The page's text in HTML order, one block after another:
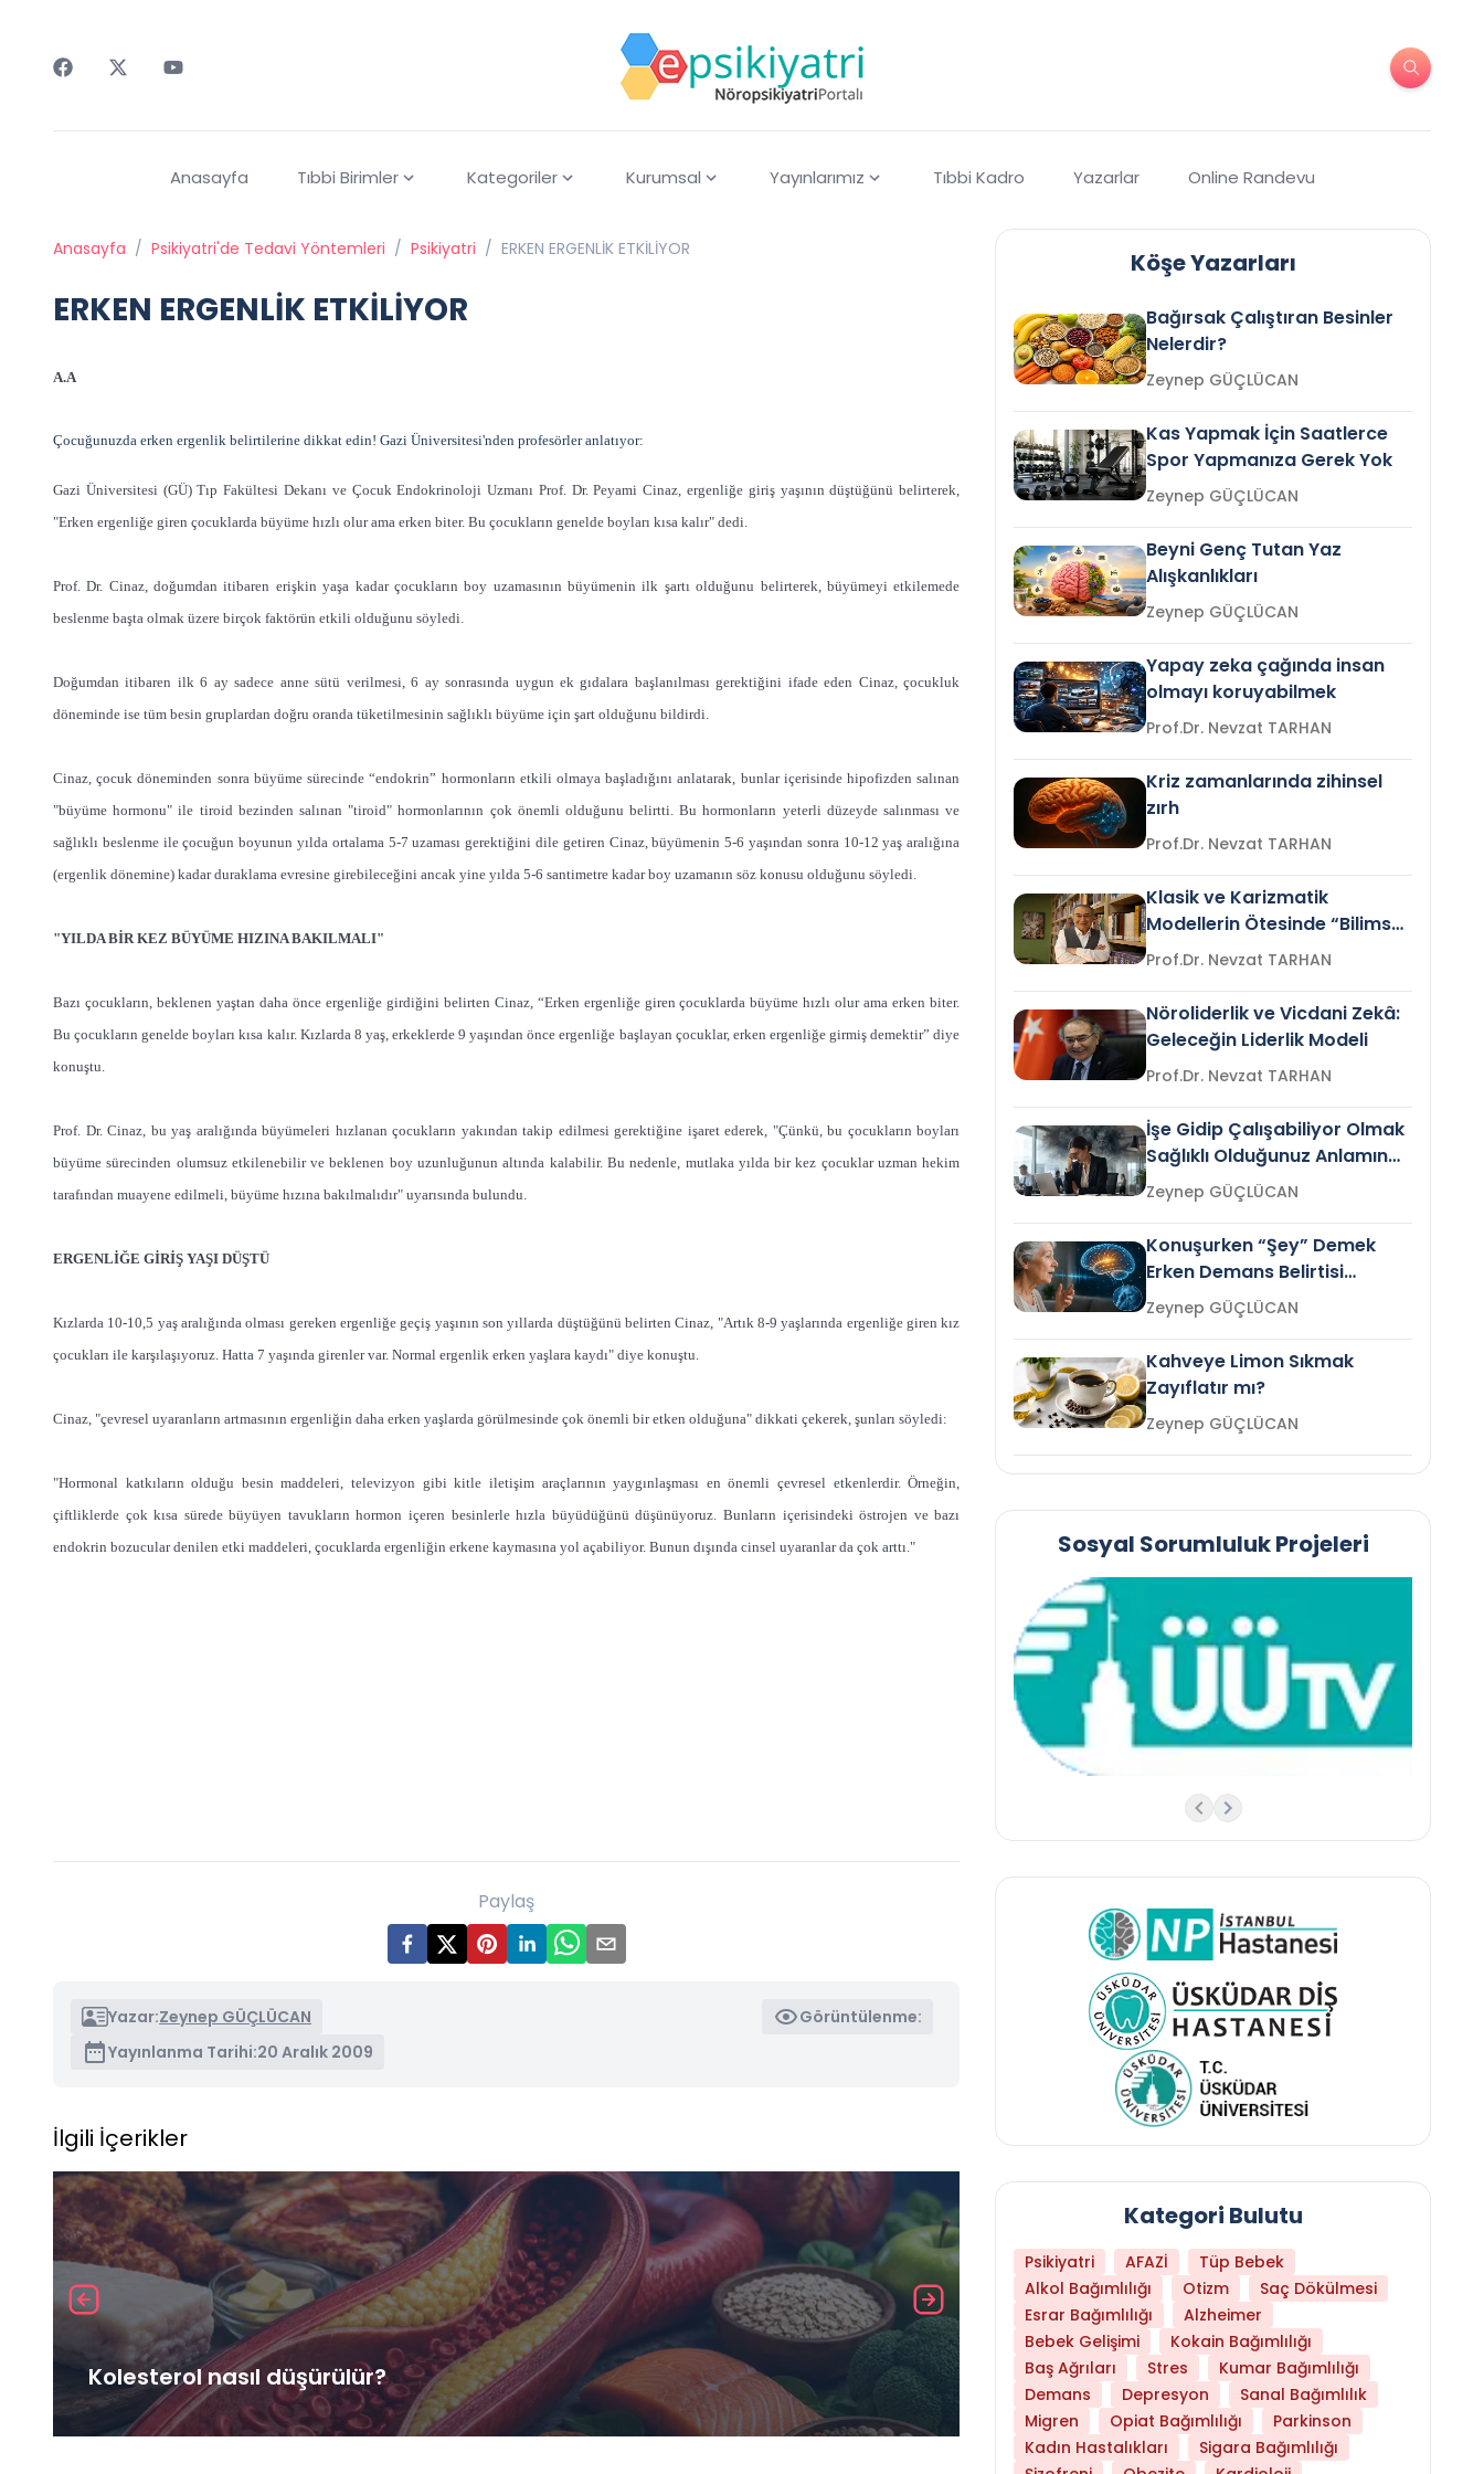
Anasayfa Tıbbi Birimler Kategoriler Kurumsal Yayınlarımız Tıbbi Kadro Yazarlar Online Randevu
Anasayfa / Psikiyatri'de Tedavi Yöntemleri / Psikiyatri / ERKEN ERGENLİK ETKİLİYOR
ERKEN ERGENLİK ETKİLİYOR
A.A
Çocuğunuzda erken ergenlik belirtilerine dikkat edin! Gazi Üniversitesi'nden profesörler anlatıyor:
Gazi Üniversitesi (GÜ) Tıp Fakültesi Dekanı ve Çocuk Endokrinoloji Uzmanı Prof. Dr. Peyami Cinaz, ergenliğe giriş yaşının düştüğünü belirterek,
"Erken ergenliğe giren çocuklarda büyüme hızlı olur ama erken biter. Bu çocukların genelde boyları kısa kalır" dedi.
Prof. Dr. Cinaz, doğumdan itibaren erişkin yaşa kadar çocukların boy uzamasının büyümenin ilk şartı olduğunu belirterek, büyümeyi etkilemede
beslenme başta olmak üzere birçok faktörün etkili olduğunu söyledi.
Doğumdan itibaren ilk 6 ay sadece anne sütü verilmesi, 6 ay sonrasında uygun ek gıdalara başlanılması gerektiğini ifade eden Cinaz, çocukluk
döneminde ise tüm besin gruplardan doğru oranda tüketilmesinin sağlıklı büyüme için şart olduğunu bildirdi.
Cinaz, çocuk döneminden sonra büyüme sürecinde “endokrin” hormonların etkili olmaya başladığını anlatarak, bunlar içerisinde hipofizden salınan
"büyüme hormonu" ile tiroid bezinden salınan "tiroid" hormonlarının çok önemli olduğunu belirtti. Bu hormonların yeterli düzeyde salınması ve
sağlıklı beslenme ile çocuğun boyunun yılda ortalama 5-7 uzaması gerektiğini dile getiren Cinaz, büyümenin 5-6 yaşından sonra 10-12 yaş aralığına
(ergenlik dönemine) kadar duraklama evresine girebileceğini ancak yine yılda 5-6 santimetre kadar boy uzamanın söz konusu olduğunu söyledi.
"YILDA BİR KEZ BÜYÜME HIZINA BAKILMALI"
Bazı çocukların, beklenen yaştan daha önce ergenliğe girdiğini belirten Cinaz, “Erken ergenliğe giren çocuklarda büyüme hızlı olur ama erken biter.
Bu çocukların genelde boyları kısa kalır. Kızlarda 8 yaş, erkeklerde 9 yaşından önce ergenliğe başlayan çocuklar, erken ergenliğe girmiş demektir” diye
konuştu.
Prof. Dr. Cinaz, bu yaş aralığında büyümeleri hızlanan çocukların yakından takip edilmesi gerektiğine işaret ederek, "Çünkü, bu çocukların boyları
büyüme sürecinden olumsuz etkilenebilir ve beklenen boy uzunluğunun altında kalabilir. Bu nedenle, mutlaka yılda bir kez çocuklar uzman hekim
tarafından muayene edilmeli, büyüme hızına bakılmalıdır" uyarısında bulundu.
ERGENLİĞE GİRİŞ YAŞI DÜŞTÜ
Kızlarda 10-10,5 yaş aralığında olması gereken ergenliğe geçiş yaşının son yıllarda düştüğünü belirten Cinaz, "Artık 8-9 yaşlarında ergenliğe giren kız
çocukları ile karşılaşıyoruz. Hatta 7 yaşında girenler var. Normal ergenlik erken yaşlara kaydı" diye konuştu.
Cinaz, "çevresel uyaranların artmasının ergenliğin daha erken yaşlarda görülmesinde çok önemli bir etken olduğuna" dikkati çekerek, şunları söyledi:
"Hormonal katkıların olduğu besin maddeleri, televizyon gibi kitle iletişim araçlarının yaygınlaşması en önemli çevresel etkenlerdir. Örneğin,
çiftliklerde çok kısa sürede büyüyen tavukların hormon içeren besinlerle hızla büyüdüğünü düşünüyoruz. Bunların içerisindeki östrojen ve bazı
endokrin bozucular denilen etki maddeleri, çocuklarda ergenliğin erkene kaymasına yol açabiliyor. Bunun dışında cinsel uyaranlar da çok arttı."
Paylaş
Yazar:Zeynep GÜÇLÜCAN
Görüntülenme:
Yayınlanma Tarihi:20 Aralık 2009
İlgili İçerikler
Kolesterol nasıl düşürülür? Daha Az Protein Tüketmek Yaşlanmayı
Köşe Yazarları
Bağırsak Çalıştıran Besinler
Nelerdir?
Zeynep GÜÇLÜCAN
Kas Yapmak İçin Saatlerce
Spor Yapmanıza Gerek Yok
Zeynep GÜÇLÜCAN
Beyni Genç Tutan Yaz
Alışkanlıkları
Zeynep GÜÇLÜCAN
Yapay zeka çağında insan
olmayı koruyabilmek
Prof.Dr. Nevzat TARHAN
Kriz zamanlarında zihinsel
zırh
Prof.Dr. Nevzat TARHAN
Klasik ve Karizmatik
Modellerin Ötesinde “Bilimsel
Liderlik”
Prof.Dr. Nevzat TARHAN
Nöroliderlik ve Vicdani Zekâ:
Geleceğin Liderlik Modeli
Prof.Dr. Nevzat TARHAN
İşe Gidip Çalışabiliyor Olmak
Sağlıklı Olduğunuz Anlamına
Gelir mi?Zeynep GÜÇLÜCAN
Konuşurken “Şey” Demek
Erken Demans Belirtisi
Olabilir mi?Zeynep GÜÇLÜCAN
Kahveye Limon Sıkmak
Zayıflatır mı?
Zeynep GÜÇLÜCAN
Sosyal Sorumluluk Projeleri
Kategori Bulutu
Psikiyatri AFAZİ
Tüp Bebek
Alkol Bağımlılığı
Otizm
Saç Dökülmesi
Esrar Bağımlılığı
Alzheimer
Bebek Gelişimi
Kokain Bağımlılığı
Baş Ağrıları
Stres
Kumar Bağımlılığı
Demans
Depresyon
Sanal Bağımlılık
Migren
Opiat Bağımlılığı
Parkinson
Kadın Hastalıkları
Sigara Bağımlılığı